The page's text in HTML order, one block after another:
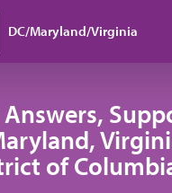
DC/Maryland/Virginia
of